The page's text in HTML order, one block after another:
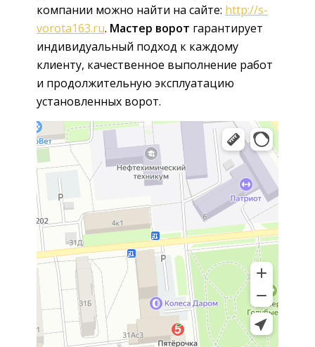
компании можно найти на сайте: http://s-
vorota163.ru. Мастер ворот гарантирует
индивидуальный подход к каждому
клиенту, качественное выполнение работ
и продолжительную эксплуатацию
установленных ворот.